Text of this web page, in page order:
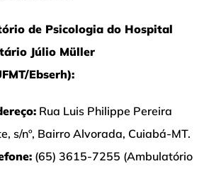
de Psicologia do Hospital
Júlio Müller
Ebserh):
Rua Luis Philippe Pereira
s/nº, Bairro Alvorada, Cuiabá-MT.
(65) 3615-7255 (Ambulatório